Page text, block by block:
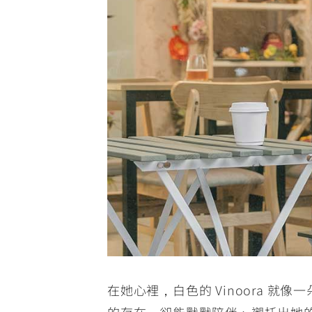
在她心裡，白色的 Vinoora 就像